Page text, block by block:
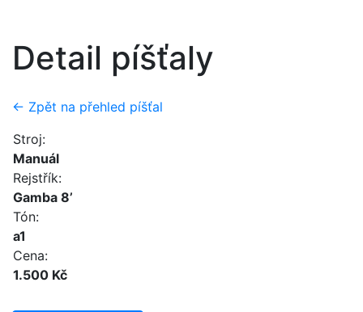
Detail píšťaly
← Zpět na přehled píšťal
Stroj:
Manuál
Rejstřík:
Gamba 8’
Tón:
a1
Cena:
1.500 Kč